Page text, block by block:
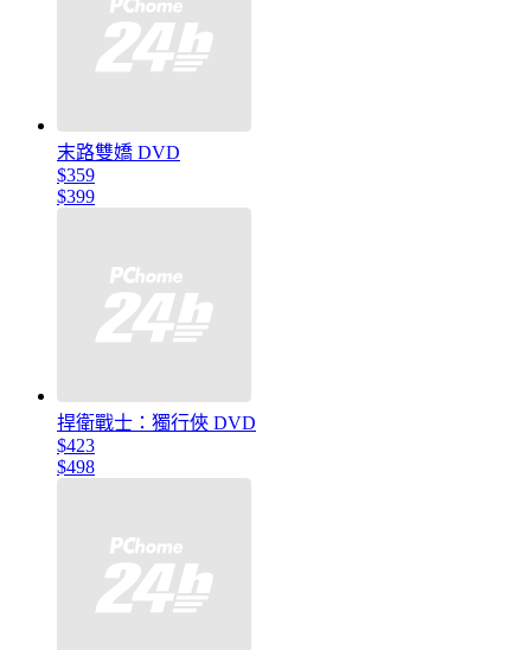
末路雙嬌 DVD
$359
$399
捍衛戰士：獨行俠 DVD
$423
$498